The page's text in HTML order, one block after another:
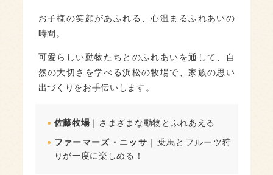
お子様の笑顔があふれる、心温まるふれあいの
時間。
可愛らしい動物たちとのふれあいを通して、自
然の大切さを学べる浜松の牧場で、家族の思い
出づくりをお手伝いします。
佐藤牧場｜さまざまな動物とふれあえる
ファーマーズ・ニッサ ｜乗馬とフルーツ狩
りが一度に楽しめる！